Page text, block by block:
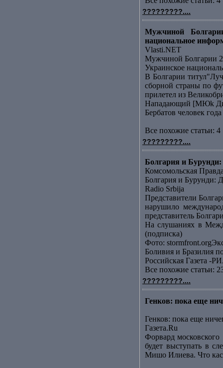
?????????....
Мужчиной
национальное
Vlasti.NET
Мужчиной Болгарии
Украинское
В Болгарии
сборной страны по
прилетел из
Нападающий [МЮk
Бербатов человек
Все похожие статьи: 4
?????????....
Болгария и Бурунди:
Комсомольская
Болгария и Бурунди:
Radio Srbija
Представители
нарушило
представитель
На слушаниях в
(подписка)
Фото:
Боливия и Бразилия
Российская Газета -
Все похожие статьи:
?????????....
Генков: пока еще
Генков: пока еще
Газета.Ru
Форвард
будет выступать в
Мишо Илиева. Что